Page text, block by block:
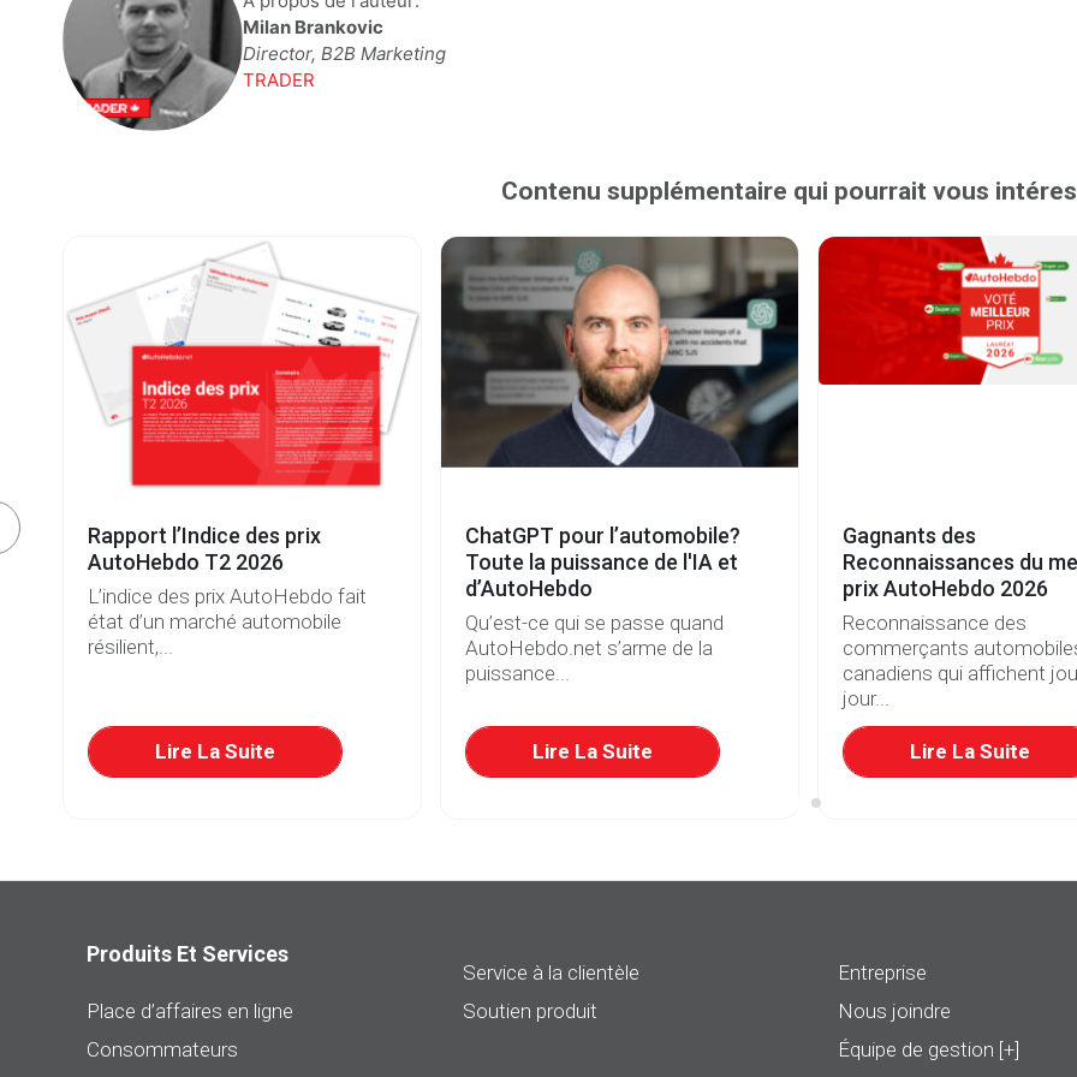
Milan Brankovic
Director, B2B Marketing
TRADER
Contenu supplémentaire qui pourrait vous
Rapport l’Indice des prix
AutoHebdo T2 2026
L’indice des prix AutoHebdo fait
état d’un marché automobile
résilient,...
Lire La Suite
ChatGPT pour l’automobile?
Toute la puissance de l'IA et
d’AutoHebdo
Qu’est-ce qui se passe quand
AutoHebdo.net s’arme de la
puissance...
Lire La Suite
Gagnants des
Reconnaissances du
prix AutoHebdo 2026
Reconnaissance des
commerçants
canadiens qui affichent
jour...
Lire La Suite
Produits Et Services
Place d’affaires en ligne
Consommateurs
Service à la clientèle
Soutien produit
Entreprise
Nous joindre
Équipe de gestion [+]